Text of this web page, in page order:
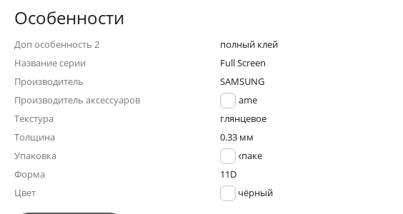
Особенности
Доп особенность 2
полный клей
Название серии
Full Screen
Производитель
SAMSUNG
Производитель аксессуаров
Noname
Текстура
глянцевое
Толщина
0.33 мм
Упаковка
в техпаке
Форма
11D
Цвет
чёрный